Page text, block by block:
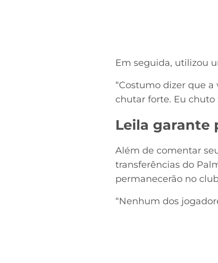
Em seguida, utilizou
“Costumo dizer que
chutar forte. Eu chuto
Leila garante
Além de comentar
transferências do
permanecerão no
“Nenhum dos